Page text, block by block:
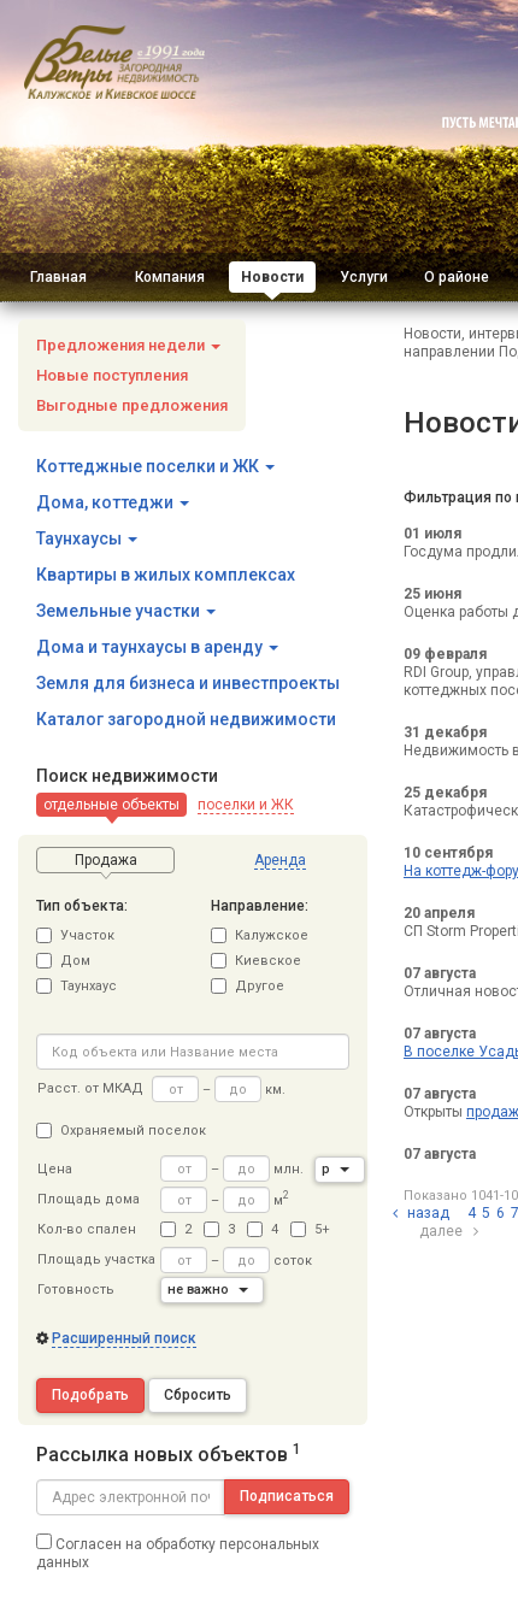
Главная Компания Новости Услуги О районе
Предложения недели
Новые поступления
Выгодные предложения
Коттеджные поселки и ЖК
Дома, коттеджи
Таунхаусы
Квартиры в жилых комплексах
Земельные участки
Дома и таунхаусы в аренду
Земля для бизнеса и инвестпроекты
Каталог загородной недвижимости
Поиск недвижимости
отдельные объекты поселки и ЖК
Продажа Аренда
Тип объекта:
Участок
Дом
Таунхаус
Направление:
Калужское
Киевское
Другое
Расст. от МКАД – км.
Охраняемый поселок
Цена – млн.
р
Площадь дома
– м2
Кол-во спален 2 3 4
5+
Площадь участка
–
соток
Готовность
не важно
Расширенный поиск
Подобрать Сбросить
Рассылка новых объектов 1
Подписаться
Согласен на обработку персональных
данных
Новости,
направлении
Фильтрация по
01 июля
Госдума
25 июня
Оценка работы
09 февраля
RDI Group,
коттеджных
31 декабря
Недвижимость
25 декабря
10 сентября
На коттедж-
20 апреля
СП Storm
07 августа
Отличная
07 августа
В поселке
07 августа
Открыты
07 августа
Показано 1041-
назад 4 5 6 7
далее